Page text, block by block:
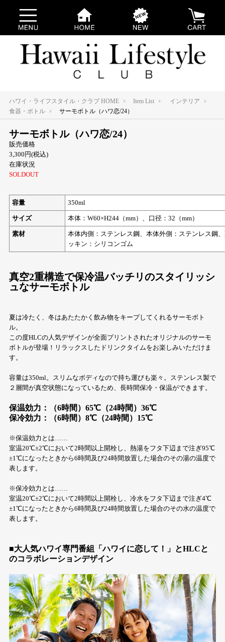
ハワイ・ライフスタイル・クラブ HOME Item List
インテリア
食器・ボトル
サーモボトル（ハワ恋/24）
サーモボトル（ハワ恋/24）
販売価格
3,300円(税込)
在庫状況
SOLDOUT
容量 350ml
サイズ 本体：W60×H244（mm）、口径：32（mm）
素材
本体内側：ステンレス鋼、本体外側：ステンレス鋼
ッキン：シリコンゴム
真空2重構造で保冷温バッチリのスタイリッシ
ュなサーモボトル
夏は冷たく、冬はあたたかく飲み物をキープしてくれるサーモボト
ル。
この度HLCの人気デザインが全面プリントされたオリジナルのサーモ
ボトルが登場！リラックスしたドリンクタイムをお楽しみいただけま
す。
容量は350ml。スリムなボディなので持ち運びも楽々。ステンレス製で
２層間が真空状態になっているため、長時間保冷・保温ができます。
保温効力：（6時間）65℃（24時間）36℃
保冷効力：（6時間）8℃（24時間）15℃
※保温効力とは……
室温20℃±2℃において2時間以上開栓し、熱湯をフタ下辺まで注ぎ95℃
±1℃になったときから6時間及び24時間放置した場合のその湯の温度で
表します。
※保冷効力とは……
室温20℃±2℃において2時間以上開栓し、冷水をフタ下辺まで注ぎ4℃
±1℃になったときから6時間及び24時間放置した場合のその水の温度で
表します。
■大人気ハワイ専門番組「ハワイに恋して！」とHLCと
のコラボレーションデザイン